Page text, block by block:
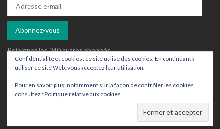
mail
Abonnez-vous
Rejoignez les 340 autres abonnés
Archives
Sylaz
Confidentialité et cookies : ce site utilise des cookies. En continuant à
utiliser ce site Web, vous acceptez leur utilisation.
Pour en savoir plus, notamment sur la façon de contrôler les cookies,
consultez :Politique relative aux cookies